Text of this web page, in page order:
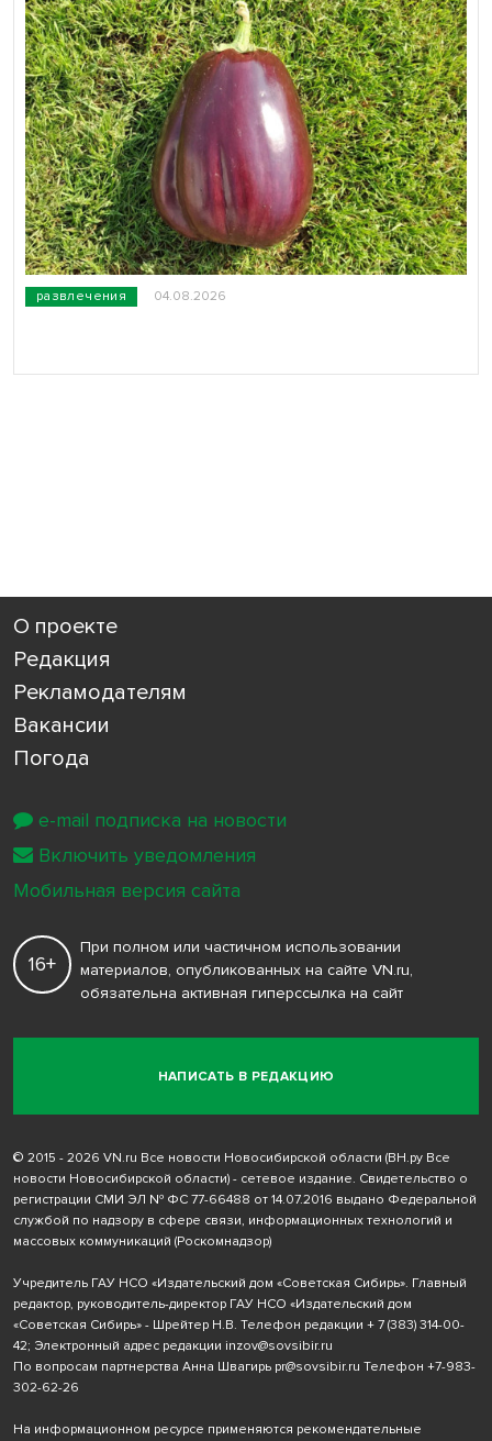
развлечения 04.08.2026
О проекте
Редакция
Рекламодателям
Вакансии
Погода
НАПИСАТЬ В РЕДАКЦИЮ
16+
При полном или частичном использовании
материалов, опубликованных на сайте VN.ru,
обязательна активная гиперссылка на сайт
© 2015 - 2026 VN.ru Все новости Новосибирской области (ВН.ру Все
новости Новосибирской области) - сетевое издание. Свидетельство о
регистрации СМИ ЭЛ № ФС 77-66488 от 14.07.2016 выдано Федеральной
службой по надзору в сфере связи, информационных технологий и
массовых коммуникаций (Роскомнадзор)
Учредитель ГАУ НСО «Издательский дом «Советская Сибирь». Главный
редактор, руководитель-директор ГАУ НСО «Издательский дом
«Советская Сибирь» - Шрейтер Н.В. Телефон редакции + 7 (383) 314-00-
42; Электронный адрес редакции inzov@sovsibir.ru
По вопросам партнерства Анна Швагирь pr@sovsibir.ru Телефон +7-983-
302-62-26
На информационном ресурсе применяются рекомендательные
e-mail подписка на новости
Включить уведомления
Мобильная версия сайта